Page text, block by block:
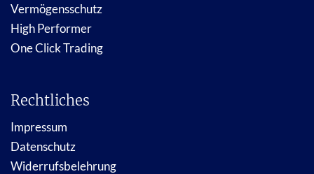
Vermögensschutz
High Performer
One Click Trading
Rechtliches
Impressum
Datenschutz
Widerrufsbelehrung